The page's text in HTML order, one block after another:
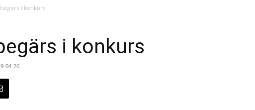
i konkurs
i konkurs
04-26